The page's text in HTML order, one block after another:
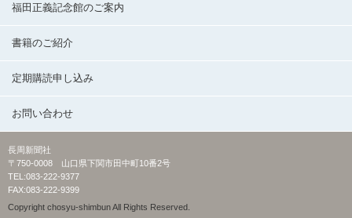
福田正義記念館のご案内
書籍のご紹介
定期購読申し込み
お問い合わせ
長周新聞社
〒750-0008 山口県下関市田中町10番2号
TEL:083-222-9377
FAX:083-222-9399
Copyright chosyu-shimbun All Rights Reserved.